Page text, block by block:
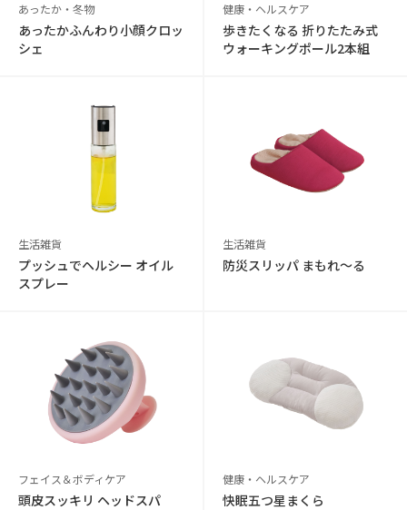
あったか・冬物
あったかふんわり小顔クロッ
シェ
健康・ヘルスケア
歩きたくなる 折りたたみ式
ウォーキングポール2本組
生活雑貨
プッシュでヘルシー オイル
スプレー
生活雑貨
防災スリッパ まもれ～る
フェイス＆ボディケア
頭皮スッキリ ヘッドスパ
健康・ヘルスケア
快眠五つ星まくら